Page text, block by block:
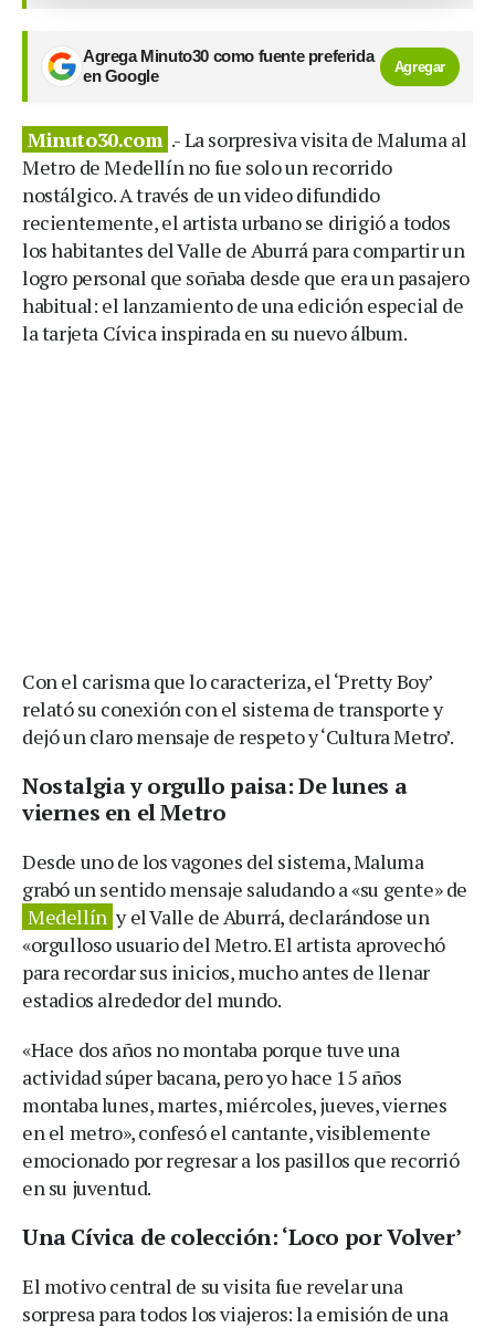
Agrega Minuto30 como fuente preferida
en Google
Agregar
Minuto30.com .- La sorpresiva visita de Maluma al
Metro de Medellín no fue solo un recorrido
nostálgico. A través de un video difundido
recientemente, el artista urbano se dirigió a todos
los habitantes del Valle de Aburrá para compartir un
logro personal que soñaba desde que era un pasajero
habitual: el lanzamiento de una edición especial de
la tarjeta Cívica inspirada en su nuevo álbum.
Con el carisma que lo caracteriza, el ‘Pretty Boy’
relató su conexión con el sistema de transporte y
dejó un claro mensaje de respeto y ‘Cultura Metro’.
Nostalgia y orgullo paisa: De lunes a
viernes en el Metro
Desde uno de los vagones del sistema, Maluma
grabó un sentido mensaje saludando a «su gente» de
Medellín y el Valle de Aburrá, declarándose un
«orgulloso usuario del Metro. El artista aprovechó
para recordar sus inicios, mucho antes de llenar
estadios alrededor del mundo.
«Hace dos años no montaba porque tuve una
actividad súper bacana, pero yo hace 15 años
montaba lunes, martes, miércoles, jueves, viernes
en el metro», confesó el cantante, visiblemente
emocionado por regresar a los pasillos que recorrió
en su juventud.
Una Cívica de colección: ‘Loco por Volver’
El motivo central de su visita fue revelar una
sorpresa para todos los viajeros: la emisión de una